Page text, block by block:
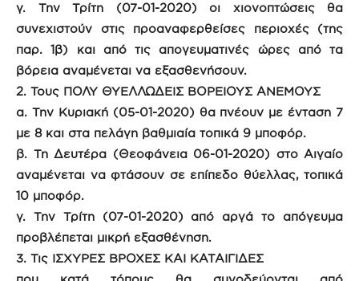
γ. Την Τρίτη (07-01-2020) οι χιονοπτώσεις θα
συνεχιστούν στις προαναφερθείσες περιοχές (της
παρ. 1β) και από τις απογευματινές ώρες από τα
βόρεια αναμένεται να εξασθενήσουν.
2. Τους ΠΟΛΥ ΘΥΕΛΛΩΔΕΙΣ ΒΟΡΕΙΟΥΣ ΑΝΕΜΟΥΣ
α. Την Κυριακή (05-01-2020) θα πνέουν με ένταση 7
με 8 και στα πελάγη βαθμιαία τοπικά 9 μποφόρ.
β. Τη Δευτέρα (Θεοφάνεια 06-01-2020) στο Αιγαίο
αναμένεται να φτάσουν σε επίπεδο θύελλας, τοπικά
10 μποφόρ.
γ. Την Τρίτη (07-01-2020) από αργά το απόγευμα
προβλέπεται μικρή εξασθένηση.
3. Τις ΙΣΧΥΡΕΣ ΒΡΟΧΕΣ ΚΑΙ ΚΑΤΑΙΓΙΔΕΣ